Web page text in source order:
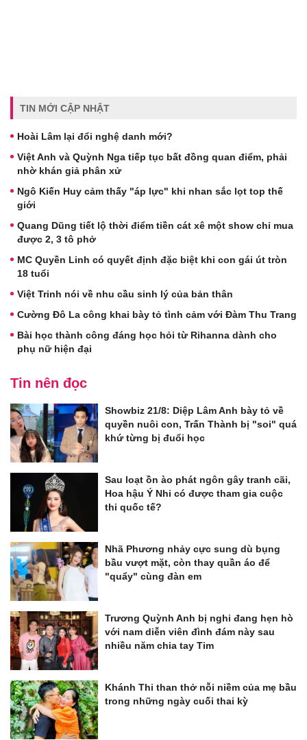
TIN MỚI CẬP NHẬT
Hoài Lâm lại đổi nghệ danh mới?
Việt Anh và Quỳnh Nga tiếp tục bất đồng quan điểm, phải
nhờ khán giả phân xử
Ngô Kiến Huy cảm thấy "áp lực" khi nhan sắc lọt top thế
giới
Quang Dũng tiết lộ thời điểm tiền cát xê một show chỉ mua
được 2, 3 tô phở
MC Quyền Linh có quyết định đặc biệt khi con gái út tròn
18 tuổi
Việt Trinh nói về nhu cầu sinh lý của bản thân
Cường Đô La công khai bày tỏ tình cảm với Đàm Thu Trang
Bài học thành công đáng học hỏi từ Rihanna dành cho
phụ nữ hiện đại
Tin nên đọc
Showbiz 21/8: Diệp Lâm Anh bày tỏ về
quyền nuôi con, Trấn Thành bị "soi" quá
khứ từng bị đuổi học
Sau loạt ồn ào phát ngôn gây tranh cãi,
Hoa hậu Ý Nhi có được tham gia cuộc
thi quốc tế?
Nhã Phương nhảy cực sung dù bụng
bầu vượt mặt, còn thay quần áo để
"quẩy" cùng đàn em
Trương Quỳnh Anh bị nghi đang hẹn hò
với nam diễn viên đình đám này sau
nhiều năm chia tay Tim
Khánh Thi than thở nỗi niềm của mẹ bầu
trong những ngày cuối thai kỳ